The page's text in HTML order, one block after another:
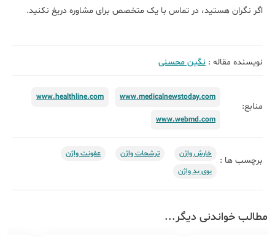
اگر نگران هستید، در تماس با یک متخصص برای مشاوره دریغ نکنید.
نویسنده مقاله : نگین محسنی
منابع:
www.medicalnewstoday.com
www.healthline.com
www.webmd.com
برچسب ها :
خارش واژن ترشحات واژن
عفونت واژن
بوی بد واژن
مطالب خواندنی دیگر...